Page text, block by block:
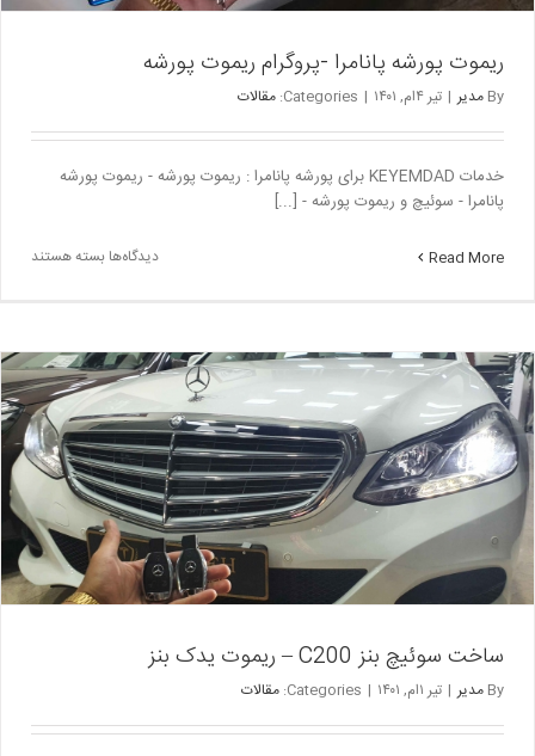
ریموت پورشه پانامرا -پروگرام ریموت پورشه
By مدیر | تیر ۴ام, ۱۴۰۱ |
Categories: مقالات
خدمات KEYEMDAD برای پورشه پانامرا : ریموت پورشه - ریموت پورشه
پانامرا - سوئیچ و ریموت پورشه - [...]
Read More دیدگاه‌ها برای
-پروگرام
ریموت
پورشه
بسته هستند
ساخت سوئیچ بنز C200 – ریموت یدک بنز
By مدیر | تیر ۱ام, ۱۴۰۱ |
Categories: مقالات